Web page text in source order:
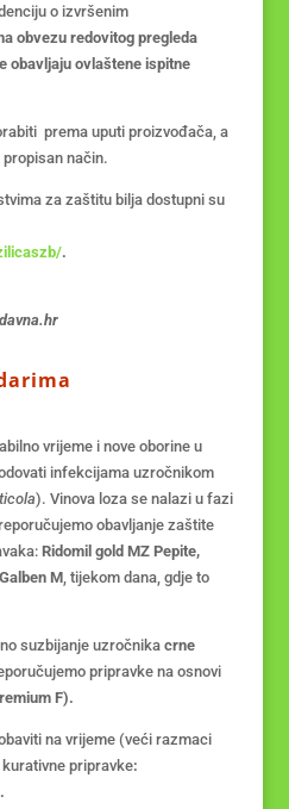
o izvršenim
obvezu redovitog pregleda
obavljaju ovlaštene ispitne
prema uputi proizvođača, a
način.
za zaštitu bilja dostupni su
.
vrijeme i nove oborine u
infekcijama uzročnikom
). Vinova loza se nalazi u fazi
obavljanje zaštite
Ridomil gold MZ Pepite,
M, tijekom dana, gdje to
suzbijanje uzročnika crne
pripravke na osnovi
F).
na vrijeme (veći razmaci
pripravke: